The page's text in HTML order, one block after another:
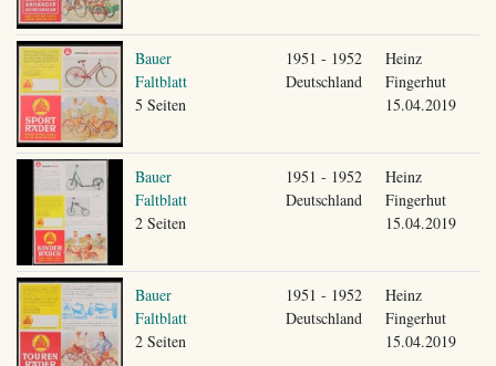
Bauer
Faltblatt
5 Seiten
1951 - 1952
Deutschland
Heinz
Fingerhut
15.04.2019
Bauer
Faltblatt
2 Seiten
1951 - 1952
Deutschland
Heinz
Fingerhut
15.04.2019
Bauer
Faltblatt
2 Seiten
1951 - 1952
Deutschland
Heinz
Fingerhut
15.04.2019